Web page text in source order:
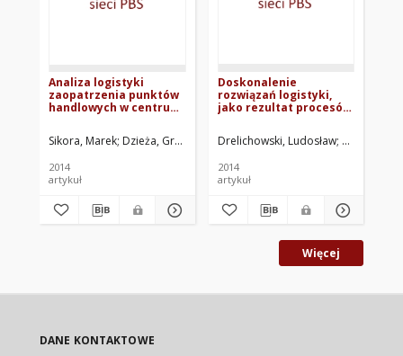
Analiza logistyki
zaopatrzenia punktów
handlowych w centrum
Sikora, Marek Dzieża, Grzegorz Wdzięczny, Andrzej Mierzwińska,
2014
artykuł
Doskonalenie
rozwiązań logistyki,
jako rezultat procesów
zastosowań systemu
klasy erp ms dynamics
BELMA ACCESSORIES
SYSTEMS Sp. z o.o. w
Drelichowski, Ludosław
2014
artykuł
Więcej
DANE KONTAKTOWE